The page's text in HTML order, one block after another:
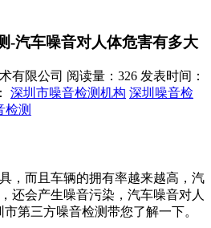
-汽车噪音对人体危害有多大
有限公司 阅读量：326 发表时间：
深圳市噪音检测机构 深圳噪音检
检测
，而且车辆的拥有率越来越高，汽
还会产生噪音污染，汽车噪音对人
第三方噪音检测带您了解一下。